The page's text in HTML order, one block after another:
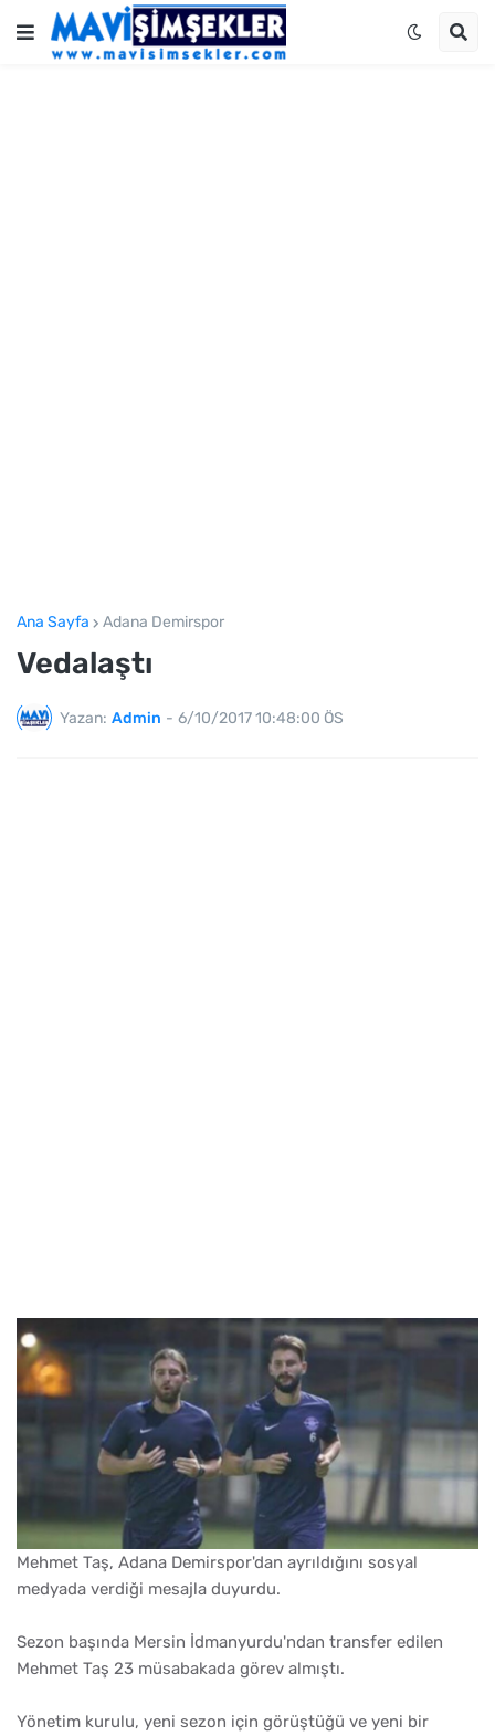
Ana Sayfa Adana Demirspor
Vedalaştı
Yazan: Admin - 6/10/2017 10:48:00 ÖS
Mehmet Taş, Adana Demirspor'dan ayrıldığını sosyal
medyada verdiği mesajla duyurdu.
Sezon başında Mersin İdmanyurdu'ndan transfer edilen
Mehmet Taş 23 müsabakada görev almıştı.
Yönetim kurulu, yeni sezon için görüştüğü ve yeni bir